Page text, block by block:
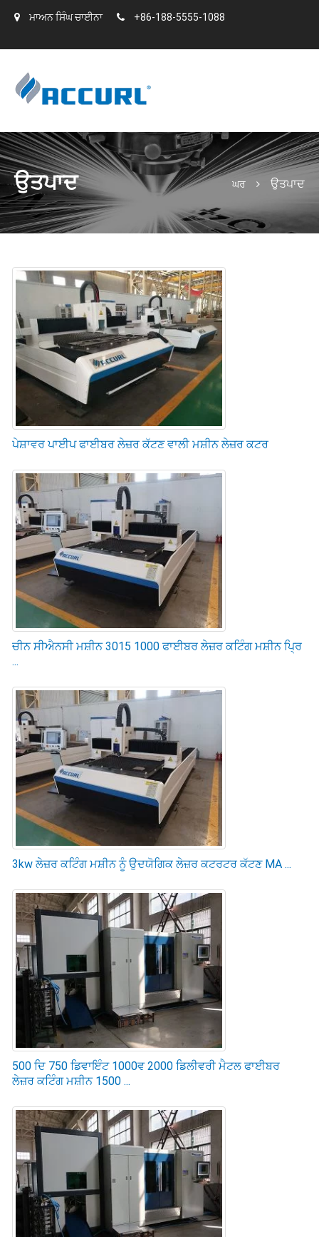
ਮਾਅਨ ਸਿੰਘ ਚਾਈਨਾ +86-188-5555-1088
ਉਤਪਾਦ ਘਰ ਉਤਪਾਦ
ਪੇਸ਼ਾਵਰ ਪਾਈਪ ਫਾਈਬਰ ਲੇਜ਼ਰ ਕੱਟਣ ਵਾਲੀ ਮਸ਼ੀਨ ਲੇਜ਼ਰ ਕਟਰ
ਚੀਨ ਸੀਐਨਸੀ ਮਸ਼ੀਨ 3015 1000 ਫਾਈਬਰ ਲੇਜ਼ਰ ਕਟਿੰਗ ਮਸ਼ੀਨ ਪ੍ਰਿ
...
3kw ਲੇਜ਼ਰ ਕਟਿੰਗ ਮਸ਼ੀਨ ਨੂੰ ਉਦਯੋਗਿਕ ਲੇਜ਼ਰ ਕਟਰਟਰ ਕੱਟਣ MA ...
500 ਦਿ 750 ਡਿਵਾਇੰਟ 1000ਵ 2000 ਡਿਲੀਵਰੀ ਮੈਟਲ ਫਾਈਬਰ
ਲੇਜ਼ਰ ਕਟਿੰਗ ਮਸ਼ੀਨ 1500 ...